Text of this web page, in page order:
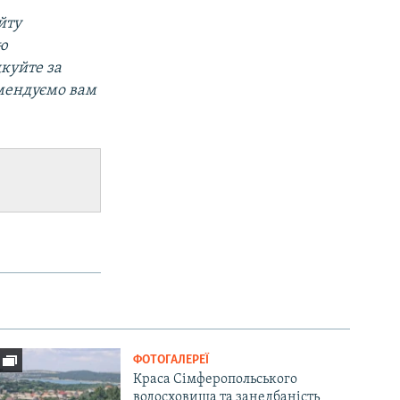
за
вам
ФОТОГАЛЕРЕЇ
Краса Сімферопольського
водосховища та занедбаність